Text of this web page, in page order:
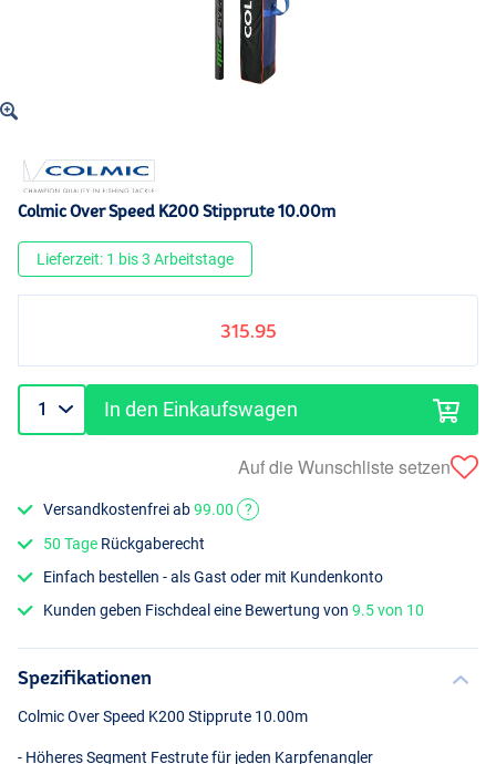
Colmic Over Speed K200 Stipprute 10.00m
Lieferzeit: 1 bis 3 Arbeitstage
315.95
In den Einkaufswagen
Auf die Wunschliste setzen
Versandkostenfrei ab99.00
?
50 Tage Rückgaberecht
Einfach bestellen - als Gast oder mit Kundenkonto
Kunden geben Fischdeal eine Bewertung von9.5 von 10
Spezifikationen
Colmic Over Speed K200 Stipprute 10.00m
- Höheres Segment Festrute für jeden Karpfenangler